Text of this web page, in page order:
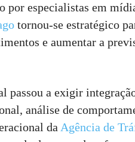
por especialistas em
tornou-se estratégico
e aumentar a
passou a exigir
análise de
da Agência de